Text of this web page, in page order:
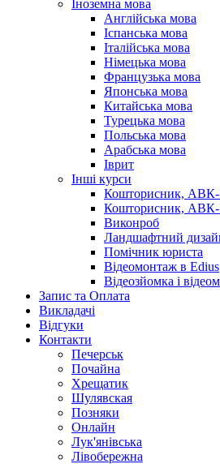
Іноземна мова
Англійська мова
Іспанська мова
Італійська мова
Німецька мова
Французька мова
Японська мова
Китайська мова
Турецька мова
Польська мова
Арабська мова
Іврит
Інші курси
Кошторисник,
Кошторисник,
Виконроб
Ландшафтний
Помічник юриста
Відеомонтаж в Edius
Відеозйомка і
Запис та Оплата
Викладачі
Відгуки
Контакти
Печерськ
Почайна
Хрещатик
Шулявская
Позняки
Онлайн
Лук'янівська
Лівобережна